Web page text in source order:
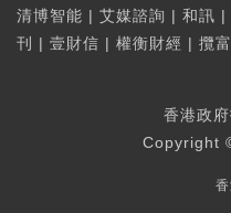
清博智能 | 艾媒諮詢 | 和訊 |
刊
| 壹財信 | 權衡財經 | 攬
香港政
Copyright